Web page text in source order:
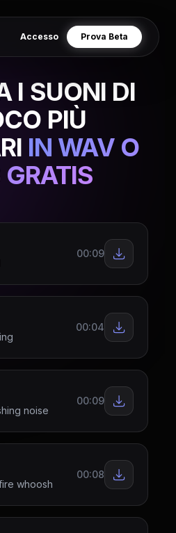
Accesso Prova Beta
I SUONI DI
PIÙ
IN WAV O
00:09
00:04
noise
00:09
whoosh
00:08